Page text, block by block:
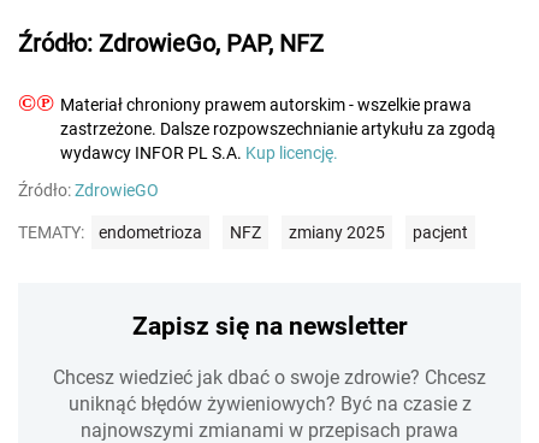
Źródło: ZdrowieGo, PAP, NFZ
©℗ Materiał chroniony prawem autorskim - wszelkie prawa
zastrzeżone. Dalsze rozpowszechnianie artykułu za zgodą
wydawcy INFOR PL S.A. Kup licencję.
Źródło:ZdrowieGO
TEMATY: endometrioza NFZ zmiany 2025 pacjent
Zapisz się na newsletter
Chcesz wiedzieć jak dbać o swoje zdrowie? Chcesz
uniknąć błędów żywieniowych? Być na czasie z
najnowszymi zmianami w przepisach prawa